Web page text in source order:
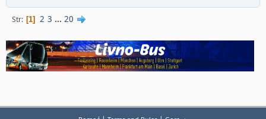
Str 1 2 3 ... 20